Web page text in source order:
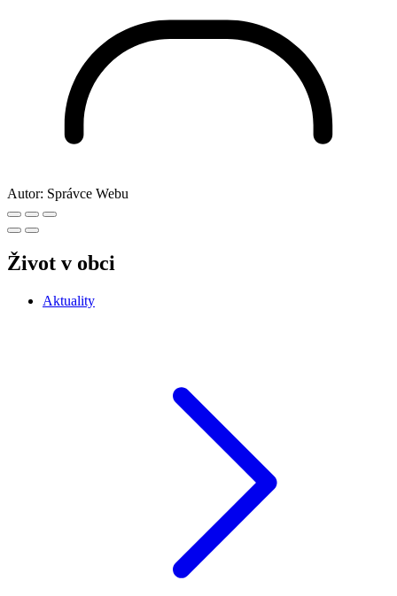
Autor: Správce Webu
Život v obci
Aktuality